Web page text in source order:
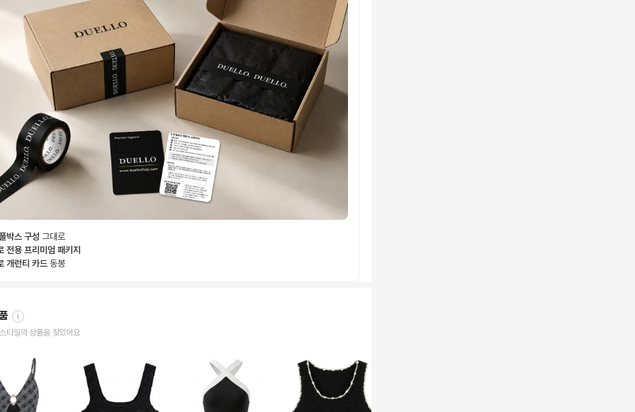
박스 구성 그대로
전용 프리미엄 패키지
개런티 카드 동봉
i
타일의 상품을 찾았어요